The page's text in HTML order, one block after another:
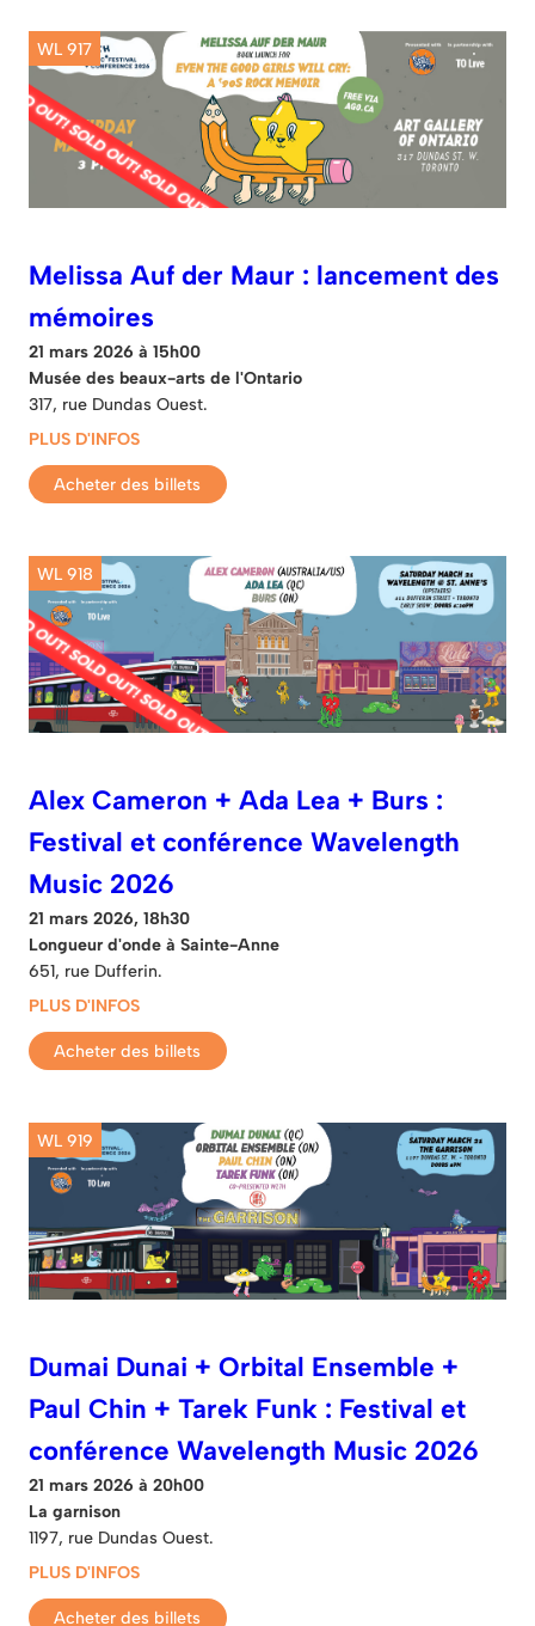
WL 917
Melissa Auf der Maur : lancement des
mémoires
21 mars 2026 à 15h00
Musée des beaux-arts de l'Ontario
317, rue Dundas Ouest.
PLUS D'INFOS
Acheter des billets
WL 918
Alex Cameron + Ada Lea + Burs :
Festival et conférence Wavelength
Music 2026
21 mars 2026, 18h30
Longueur d'onde à Sainte-Anne
651, rue Dufferin.
PLUS D'INFOS
Acheter des billets
WL 919
Dumai Dunai + Orbital Ensemble +
Paul Chin + Tarek Funk : Festival et
conférence Wavelength Music 2026
21 mars 2026 à 20h00
La garnison
1197, rue Dundas Ouest.
PLUS D'INFOS
Acheter des billets